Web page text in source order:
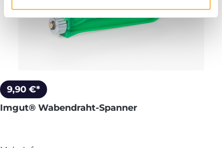
9,90 €*
Imgut® Wabendraht-Spanner